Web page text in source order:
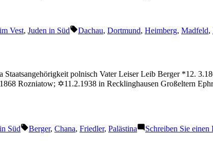
Vest, Juden in Süd Schlagwörter:
Dachau, Dortmund, Heimberg, Madfeld,
polnisch Vater Leiser Leib Berger *12.
Rozniatow; ✡11.2.1938 in Recklinghausen Großeltern
Süd Schlagwörter:
Berger, Chana, Friedler, Palästina Schreiben Sie einen